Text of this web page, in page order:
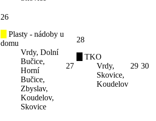
26
Plasty - nádoby u
domu
Vrdy, Dolní
Bučice,
Horní
Bučice,
Zbyslav,
Koudelov,
Skovice
27
28
TKO
Vrdy,
Skovice,
Koudelov
29 30